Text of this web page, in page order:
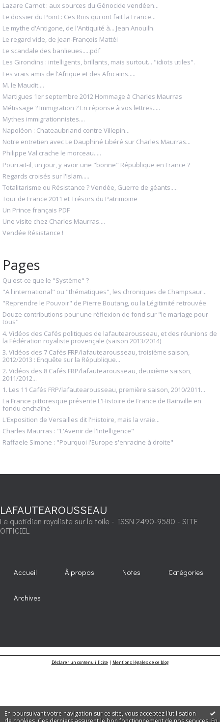
En poursuivant votre navigation sur ce site, vous acceptez l'utilisation
Lazare Carnot : aux sources du Génocide vendéen...
Le dossier du Point : Ces Rois qui ont fait la France...
Le mythe d'Antigone, de l'Antiquité à... Jean Anouilh.
Le regard vide, de Jean-François Mattéi
Le scandale des banlieues.....pdf
Les Girondins : intelligents, brillants, mais surtout... "idiots utiles".
Les vrais amis de l'Afrique et des Africains.....
M. le Maudit....
Martigues 1er septembre 2012 Hommage à Charles Maurras
Métissage ? Immigration ? En réponse à vos lettres.....
Mythes immigrationnistes....
Napoléon : Chateaubriand contre Villepin...
Notre entretien avec Le Dauphiné Libéré sur Charles Maurras...
Philippe Val crache le morceau.....
Pourrait-il, un jour, y avoir une "bonne" République en France ?
Regards croisés sur l'Islam.....
Totalitarisme ou Résistance ? Vendée, Guerre de géants.....
Tour de France 2011 et Trésors du Patrimoine
Un Prince français PDF
Une visite chez Charles Maurras....
Vendée Résistance !
Pages
Qu'est-ce que le "Système" ?
"A l'international" ou "thématiques", les chroniques de Champsaur...
"Reprendre le Pouvoir" de Pierre Boutang, ou la Légitimité retrouvée
Douze contributions pour une réflexion de fond sur "le mariage pour
tous"
4. Vidéos des Cafés politiques de lafautearousseau, et des réunions de
la Fédération royaliste provençale (saison 2013/2014)
3. Vidéos des 7 Cafés FRP/lafautearousseau, troisième saison,
2012/2013 : Enquête sur la République...
2. Vidéos des 8 Cafés FRP/lafautearousseau, deuxième saison,
2011/2012...
1. Les 11 Cafés FRP/lafautearousseau, première saison, 2010/2011...
La France pittoresque présente L'Histoire de France de Bainville en
fondu enchaîné
L'Exposition de Versailles dit l'Histoire, mais la vraie...
Charles Maurras : "L'Avenir de l'Intelligence"
Raffaele Simone : "Pourquoi l'Europe s'enracine à droite"
LAFAUTEAROUSSEAU
Le quotidien royaliste sur la toile - ISSN 2490-9580 - SITE
OFFICIEL
Accueil À propos Notes Catégories
Archives
Déclarer un contenu illicite| Mentions légales de ce blog